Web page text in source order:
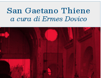
San Gaetano Thiene
a cura di Ermes Dovico